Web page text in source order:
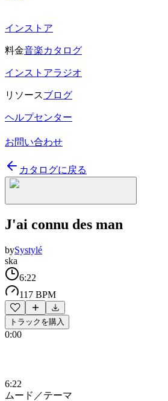
インストア
料金音楽カタログ
インストアラジオ
リソースブログ
ヘルプセンター
お問い合わせ
カタログに戻る
J'ai connu des man
bySystylé
ska
6:22
117 BPM
トラックを購入
0:00
6:22
ムード／テーマ